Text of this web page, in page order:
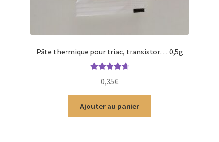
Pâte thermique pour triac, transistor… 0,5g
sur 5
0,35€
Ajouter au panier